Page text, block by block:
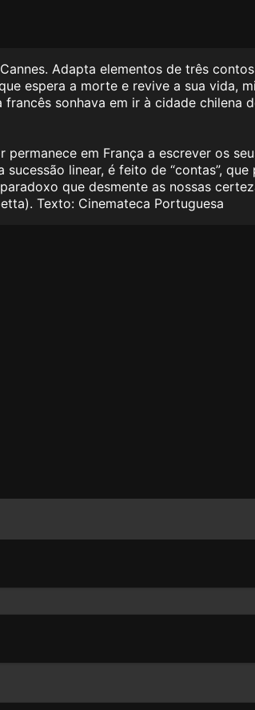
Adapta elementos de três
espera a morte e revive a sua vida,
sonhava em ir à cidade chilena
em França a escrever os
linear, é feito de “contas”,
que desmente as nossas
Texto: Cinemateca Portuguesa